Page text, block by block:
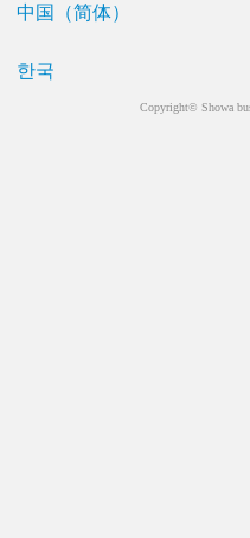
中国（简体）
한국
Copyright© Showa